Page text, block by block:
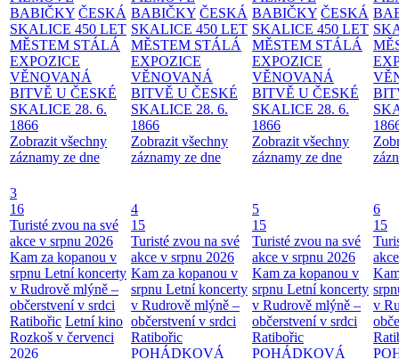
BABIČKY ČESKÁ
SKALICE 450 LET
MĚSTEM STÁLÁ
EXPOZICE
VĚNOVANÁ
BITVĚ U ČESKÉ
SKALICE 28. 6.
1866
Zobrazit všechny
záznamy ze dne
BABIČKY ČESKÁ
SKALICE 450 LET
MĚSTEM STÁLÁ
EXPOZICE
VĚNOVANÁ
BITVĚ U ČESKÉ
SKALICE 28. 6.
1866
Zobrazit všechny
záznamy ze dne
BABIČKY ČESKÁ
SKALICE 450 LET
MĚSTEM STÁLÁ
EXPOZICE
VĚNOVANÁ
BITVĚ U ČESKÉ
SKALICE 28. 6.
1866
Zobrazit všechny
záznamy ze dne
3
16
Turisté zvou na své
akce v srpnu 2026
Kam za kopanou v
srpnu Letní koncerty
v Rudrově mlýně –
občerstvení v srdci
Ratibořic Letní kino
Rozkoš v červenci
2026
4
15
Turisté zvou na své
akce v srpnu 2026
Kam za kopanou v
srpnu Letní koncerty
v Rudrově mlýně –
občerstvení v srdci
Ratibořic
POHÁDKOVÁ
5
15
Turisté zvou na své
akce v srpnu 2026
Kam za kopanou v
srpnu Letní koncerty
v Rudrově mlýně –
občerstvení v srdci
Ratibořic
POHÁDKOVÁ
6
15
v